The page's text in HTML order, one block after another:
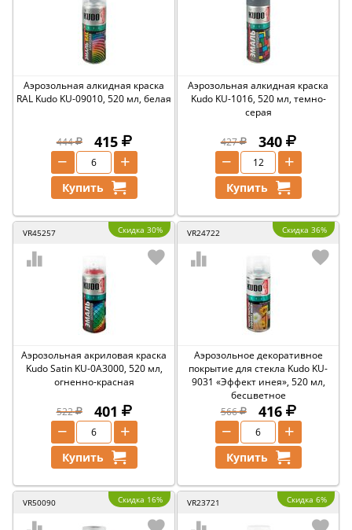
Аэрозольная алкидная краска
RAL Kudo KU-09010, 520 мл, белая
444 415
+
−
Купить
Аэрозольная алкидная краска
Kudo KU-1016, 520 мл, темно-
серая
427 340
+
−
Купить
VR45257 Скидка 30%
Аэрозольная акриловая краска
Kudo Satin KU-0A3000, 520 мл,
огненно-красная
522 401
+
−
Купить
VR24722 Скидка 36%
Аэрозольное декоративное
покрытие для стекла Kudo KU-
9031 «Эффект инея», 520 мл,
бесцветное
566
416
+
−
Купить
VR50090 Скидка 16% VR23721 Скидка 6%